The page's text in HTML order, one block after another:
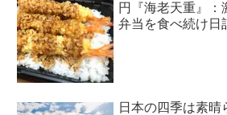
円『海老天重』：
弁当を食べ続け日
日本の四季は素晴